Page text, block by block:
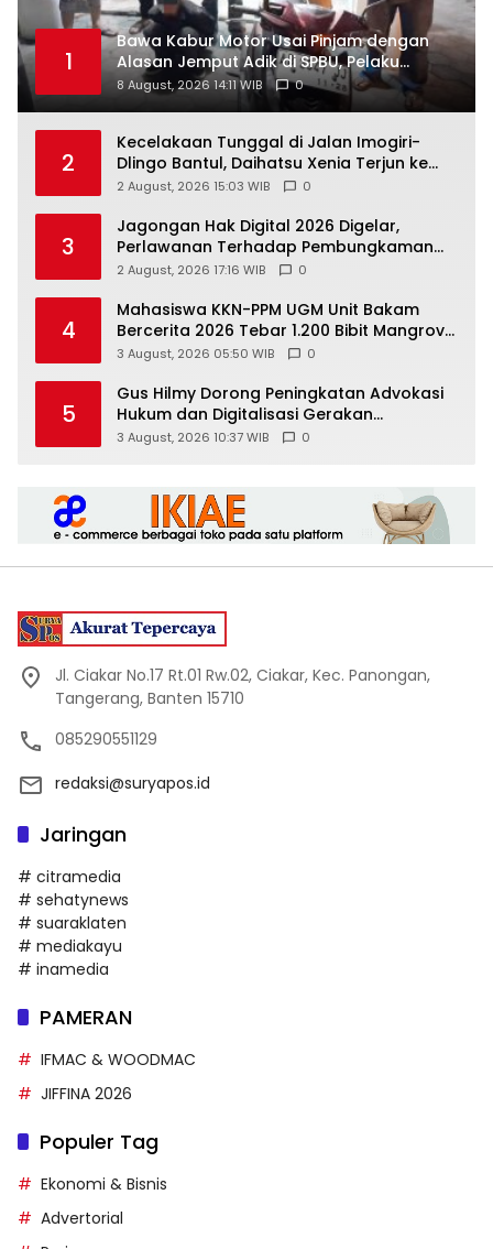
1
Bawa Kabur Motor Usai Pinjam dengan
Alasan Jemput Adik di SPBU, Pelaku
Ditangkap Saat COD
8 August, 2026 14:11 WIB 0
2
Kecelakaan Tunggal di Jalan Imogiri-
Dlingo Bantul, Daihatsu Xenia Terjun ke
Jurang
2 August, 2026 15:03 WIB 0
3
Jagongan Hak Digital 2026 Digelar,
Perlawanan Terhadap Pembungkaman
Media Digital
2 August, 2026 17:16 WIB 0
4
Mahasiswa KKN-PPM UGM Unit Bakam
Bercerita 2026 Tebar 1.200 Bibit Mangrove
di Sungai Air Layang
3 August, 2026 05:50 WIB 0
5
Gus Hilmy Dorong Peningkatan Advokasi
Hukum dan Digitalisasi Gerakan
Meningkatkan Kualitas PMII DIY
3 August, 2026 10:37 WIB 0
Jl. Ciakar No.17 Rt.01 Rw.02, Ciakar, Kec. Panongan,
Tangerang, Banten 15710
085290551129
redaksi@suryapos.id
Jaringan
# citramedia
# sehatynews
# suaraklaten
# mediakayu
# inamedia
PAMERAN
IFMAC & WOODMAC
JIFFINA 2026
Populer Tag
Ekonomi & Bisnis
Advertorial